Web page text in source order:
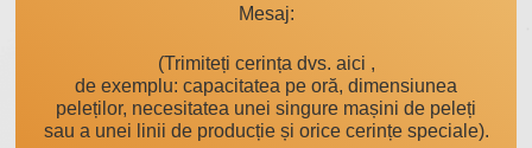
Mesaj:
(Trimiteți cerința dvs. aici ,
de exemplu: capacitatea pe oră, dimensiunea
peleților, necesitatea unei singure mașini de peleți
sau a unei linii de producție și orice cerințe speciale).